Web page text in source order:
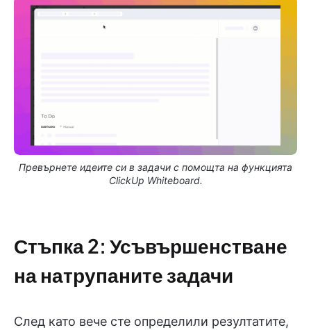
Превърнете идеите си в задачи с помощта на функцията
ClickUp Whiteboard.
Стъпка 2: Усъвършенстване
на натрупаните задачи
След като вече сте определили резултатите,